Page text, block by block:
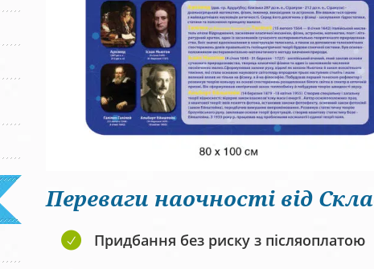
Переваги наочності від
Придбання без риску з післяоплатою